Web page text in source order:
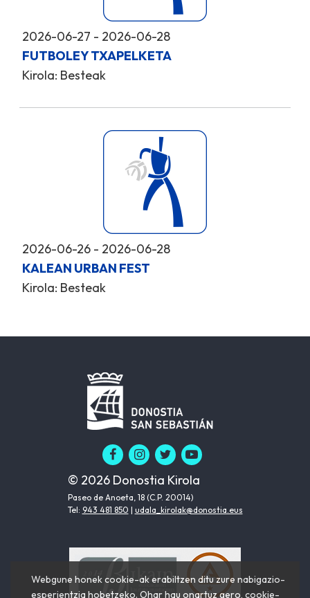
2026-06-27 - 2026-06-28
FUTBOLEY TXAPELKETA
Kirola: Besteak
2026-06-26 - 2026-06-28
KALEAN URBAN FEST
Kirola: Besteak
© 2026 Donostia Kirola
Paseo de Anoeta, 18 (C.P. 20014)
Tel: 943 481 850 | udala_kirolak@donostia.eus
Webgune honek cookie-ak erabiltzen ditu zure nabigazio-
esperientzia hobetzeko. Ohar hau onartuz gero, cookie-